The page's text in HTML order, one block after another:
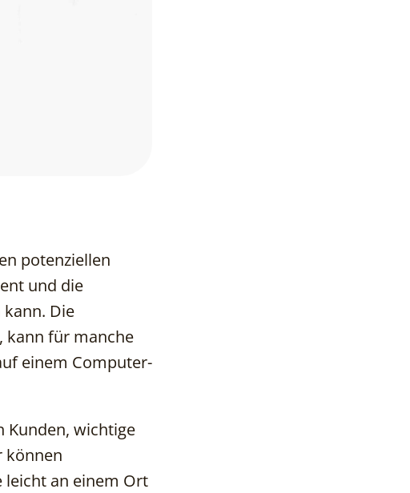
potenziellen
und die
Die
kann für manche
einem Computer-
Kunden, wichtige
können
leicht an einem Ort